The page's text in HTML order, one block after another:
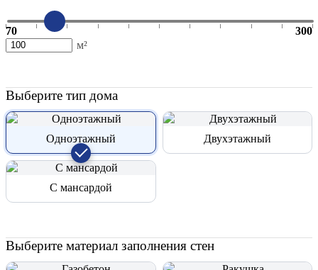
70
300
м²
Выберите тип дома
Одноэтажный Двухэтажный
С мансардой
Выберите материал заполнения стен